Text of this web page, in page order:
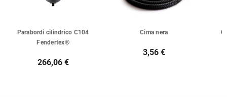
Parabordi cilindrico C104
Fendertex®
266,06 €
Cima nera
3,56 €